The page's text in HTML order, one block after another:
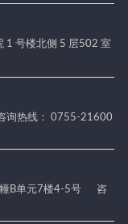
1 号楼北侧 5 层502 室
询热线： 0755-21600
B单元7楼4-5号
咨